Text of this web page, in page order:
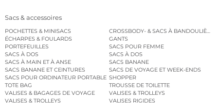
Sacs & accessoires
POCHETTES & MINISACS
CROSSBODY- & SACS À BANDOULIÈRE
ÉCHARPES & FOULARDS
GANTS
PORTEFEUILLES
SACS POUR FEMME
SACS À DOS
SACS À DOS
SACS À MAIN ET À ANSE
SACS BANANE
SACS BANANE ET CEINTURES
SACS DE VOYAGE ET WEEK-ENDS
SACS POUR ORDINATEUR PORTABLE SHOPPER
TOTE BAG
TROUSSE DE TOILETTE
VALISES & BAGAGES DE VOYAGE
VALISES & TROLLEYS
VALISES & TROLLEYS
VALISES RIGIDES